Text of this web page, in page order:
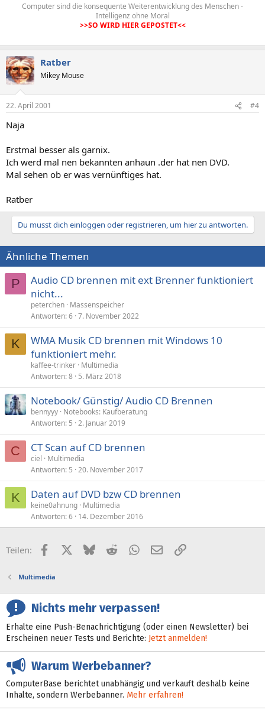
Computer sind die konsequente Weiterentwicklung des Menschen -
Intelligenz ohne Moral
>>SO WIRD HIER GEPOSTET<<
Ratber
Mikey Mouse
22. April 2001 #4
Naja
Erstmal besser als garnix.
Ich werd mal nen bekannten anhaun .der hat nen DVD.
Mal sehen ob er was vernünftiges hat.
Ratber
Du musst dich einloggen oder registrieren, um hier zu antworten.
Ähnliche Themen
P
Audio CD brennen mit ext Brenner funktioniert
nicht...
peterchen Massenspeicher
Antworten 6 7. November 2022
K
WMA Musik CD brennen mit Windows 10
funktioniert mehr.
kaffee-trinker Multimedia
Antworten 8 5. März 2018
Notebook/ Günstig/ Audio CD Brennen
bennyyy Notebooks: Kaufberatung
Antworten 5 2. Januar 2019
C CT Scan auf CD brennen
ciel
Multimedia
Antworten 5 20. November 2017
K Daten auf DVD bzw CD brennen
keine0ahnung Multimedia
Antworten 6 14. Dezember 2016
Teilen: FacebookX (Twitter)
BlueskyRedditWhatsApp
E-MailLink
Multimedia
Nichts mehr verpassen!
Erhalte eine Push-Benachrichtigung (oder einen Newsletter) bei
Erscheinen neuer Tests und Berichte: Jetzt anmelden!
Warum Werbebanner?
ComputerBase berichtet unabhängig und verkauft deshalb keine
Inhalte, sondern Werbebanner. Mehr erfahren!